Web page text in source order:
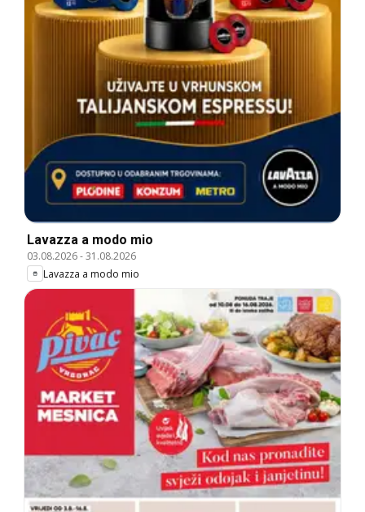
Lavazza a modo mio
03.08.2026-31.08.2026
Lavazza a modo mio